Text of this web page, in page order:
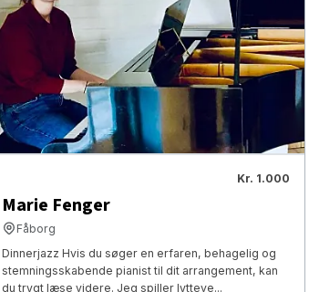
Kr. 1.000
Marie Fenger
Fåborg
Dinnerjazz Hvis du søger en erfaren, behagelig og
stemningsskabende pianist til dit arrangement, kan
du trygt læse videre. Jeg spiller lytteve...